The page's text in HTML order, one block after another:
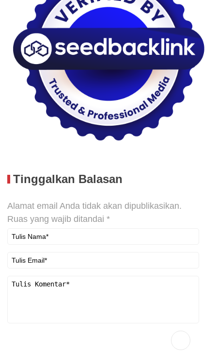
Tinggalkan Balasan
Alamat email Anda tidak akan dipublikasikan.
Ruas yang wajib ditandai *